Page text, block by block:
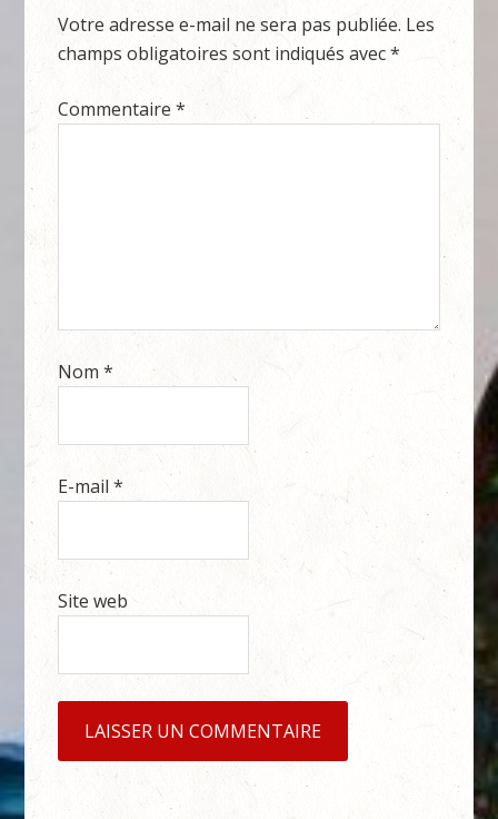
Votre adresse e-mail ne sera pas publiée. Les
champs obligatoires sont indiqués avec*
Commentaire*
Nom*
E-mail*
Site web